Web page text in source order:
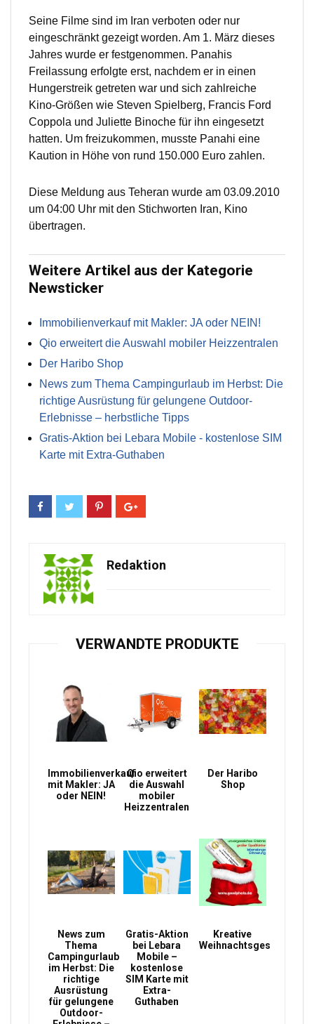
Seine Filme sind im Iran verboten oder nur
eingeschränkt gezeigt worden. Am 1. März dieses
Jahres wurde er festgenommen. Panahis
Freilassung erfolgte erst, nachdem er in einen
Hungerstreik getreten war und sich zahlreiche
Kino-Größen wie Steven Spielberg, Francis Ford
Coppola und Juliette Binoche für ihn eingesetzt
hatten. Um freizukommen, musste Panahi eine
Kaution in Höhe von rund 150.000 Euro zahlen.
Diese Meldung aus Teheran wurde am 03.09.2010
um 04:00 Uhr mit den Stichworten Iran, Kino
übertragen.
Weitere Artikel aus der Kategorie
Newsticker
Immobilienverkauf mit Makler: JA oder NEIN!
Qio erweitert die Auswahl mobiler Heizzentralen
Der Haribo Shop
News zum Thema Campingurlaub im Herbst: Die
richtige Ausrüstung für gelungene Outdoor-
Erlebnisse – herbstliche Tipps
Gratis-Aktion bei Lebara Mobile - kostenlose SIM
Karte mit Extra-Guthaben
Redaktion
VERWANDTE PRODUKTE
Immobilienverkauf
mit Makler: JA
oder NEIN!
Qio erweitert
die Auswahl
mobiler
Heizzentralen
Der Haribo
Shop
News zum
Thema
Campingurlaub
im Herbst: Die
richtige
Ausrüstung
für gelungene
Outdoor-
Gratis-Aktion
bei Lebara
Mobile –
kostenlose
SIM Karte mit
Extra-
Guthaben
Kreative
Weihnachtsgeschenke